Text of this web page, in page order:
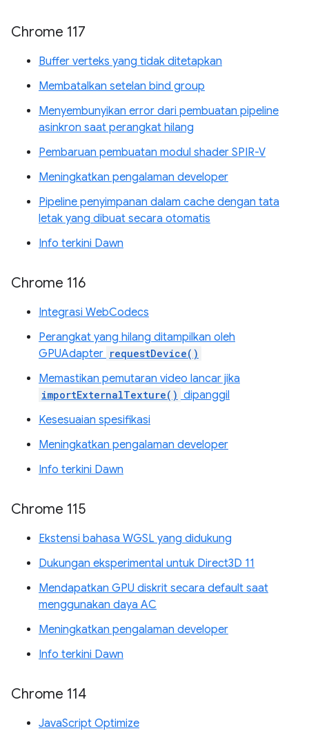
Chrome 117
Buffer verteks yang tidak ditetapkan
Membatalkan setelan bind group
Menyembunyikan error dari pembuatan pipeline
asinkron saat perangkat hilang
Pembaruan pembuatan modul shader SPIR-V
Meningkatkan pengalaman developer
Pipeline penyimpanan dalam cache dengan tata
letak yang dibuat secara otomatis
Info terkini Dawn
Chrome 116
Integrasi WebCodecs
Perangkat yang hilang ditampilkan oleh
GPUAdapter requestDevice()
Memastikan pemutaran video lancar jika
importExternalTexture() dipanggil
Kesesuaian spesifikasi
Meningkatkan pengalaman developer
Info terkini Dawn
Chrome 115
Ekstensi bahasa WGSL yang didukung
Dukungan eksperimental untuk Direct3D 11
Mendapatkan GPU diskrit secara default saat
menggunakan daya AC
Meningkatkan pengalaman developer
Info terkini Dawn
Chrome 114
JavaScript Optimize